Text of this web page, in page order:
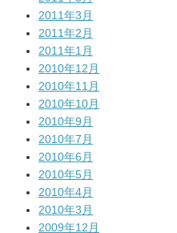
2011年3月
2011年2月
2011年1月
2010年12月
2010年11月
2010年10月
2010年9月
2010年7月
2010年6月
2010年5月
2010年4月
2010年3月
2009年12月